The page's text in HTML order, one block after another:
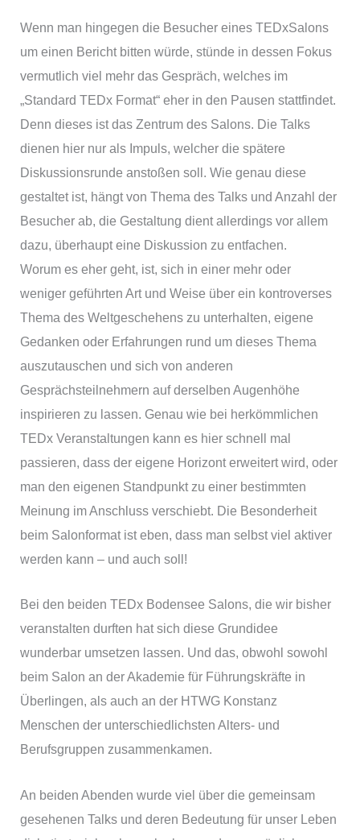
Wenn man hingegen die Besucher eines TEDxSalons
um einen Bericht bitten würde, stünde in dessen Fokus
vermutlich viel mehr das Gespräch, welches im
„Standard TEDx Format“ eher in den Pausen stattfindet.
Denn dieses ist das Zentrum des Salons. Die Talks
dienen hier nur als Impuls, welcher die spätere
Diskussionsrunde anstoßen soll. Wie genau diese
gestaltet ist, hängt von Thema des Talks und Anzahl der
Besucher ab, die Gestaltung dient allerdings vor allem
dazu, überhaupt eine Diskussion zu entfachen.
Worum es eher geht, ist, sich in einer mehr oder
weniger geführten Art und Weise über ein kontroverses
Thema des Weltgeschehens zu unterhalten, eigene
Gedanken oder Erfahrungen rund um dieses Thema
auszutauschen und sich von anderen
Gesprächsteilnehmern auf derselben Augenhöhe
inspirieren zu lassen. Genau wie bei herkömmlichen
TEDx Veranstaltungen kann es hier schnell mal
passieren, dass der eigene Horizont erweitert wird, oder
man den eigenen Standpunkt zu einer bestimmten
Meinung im Anschluss verschiebt. Die Besonderheit
beim Salonformat ist eben, dass man selbst viel aktiver
werden kann – und auch soll!
Bei den beiden TEDx Bodensee Salons, die wir bisher
veranstalten durften hat sich diese Grundidee
wunderbar umsetzen lassen. Und das, obwohl sowohl
beim Salon an der Akademie für Führungskräfte in
Überlingen, als auch an der HTWG Konstanz
Menschen der unterschiedlichsten Alters- und
Berufsgruppen zusammenkamen.
An beiden Abenden wurde viel über die gemeinsam
gesehenen Talks und deren Bedeutung für unser Leben